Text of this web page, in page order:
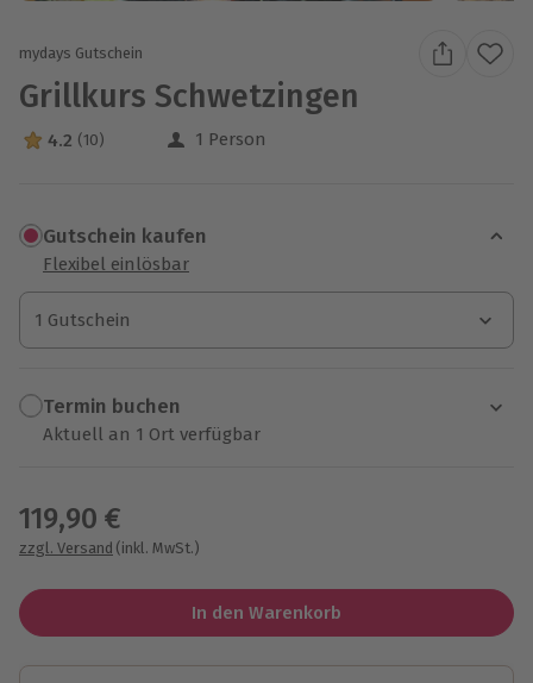
mydays Gutschein
Grillkurs Schwetzingen
4.2 Sterne von 5 aus 10 Bewertungen
4.2 (10) 1 Person
Gutschein kaufen
Flexibel einlösbar
1 Gutschein
1 Gutschein
1 Gutschein
Termin buchen
Aktuell an 1 Ort verfügbar
119,90 €
zzgl. Versand (inkl. MwSt.)
In den Warenkorb